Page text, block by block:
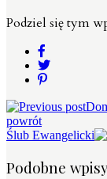
Podziel się tym
powrót
Ślub Ewangelicki
Podobne